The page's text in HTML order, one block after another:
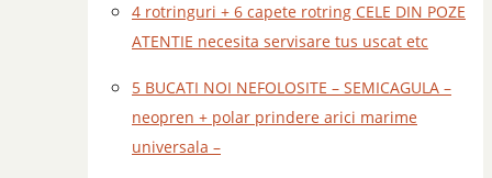
4 rotringuri + 6 capete rotring CELE DIN POZE
ATENTIE necesita servisare tus uscat etc
5 BUCATI NOI NEFOLOSITE – SEMICAGULA –
neopren + polar prindere arici marime
universala –